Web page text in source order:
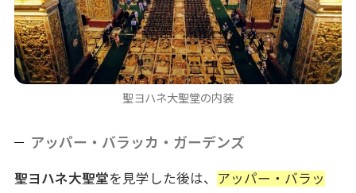
聖ヨハネ大聖堂の内装
アッパー・バラッカ・ガーデンズ
聖ヨハネ大聖堂を見学した後は、
アッパー・バラッ